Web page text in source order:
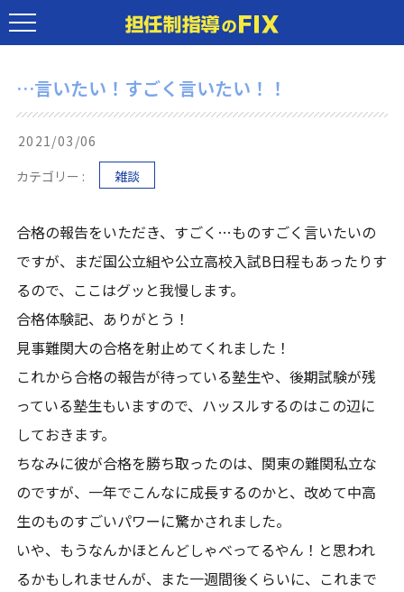
…言いたい！すごく言いたい！！
2021/03/06
カテゴリー :
雑談
合格の報告をいただき、すごく…ものすごく言いたいの
ですが、まだ国公立組や公立高校入試B日程もあったりす
るので、ここはグッと我慢します。
合格体験記、ありがとう！
見事難関大の合格を射止めてくれました！
これから合格の報告が待っている塾生や、後期試験が残
っている塾生もいますので、ハッスルするのはこの辺に
しておきます。
ちなみに彼が合格を勝ち取ったのは、関東の難関私立な
のですが、一年でこんなに成長するのかと、改めて中高
生のものすごいパワーに驚かされました。
いや、もうなんかほとんどしゃべってるやん！と思われ
るかもしれませんが、また一週間後くらいに、これまで